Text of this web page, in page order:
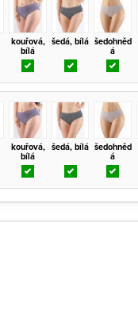
kouřová,
bílá
šedá, bílá šedohněd
á
kouřová,
bílá
šedá, bílá šedohněd
á